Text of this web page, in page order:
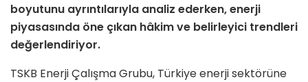
boyutunu ayrıntılarıyla analiz ederken, enerji
piyasasında öne çıkan hâkim ve belirleyici trendleri
değerlendiriyor.
TSKB Enerji Çalışma Grubu, Türkiye enerji sektörüne